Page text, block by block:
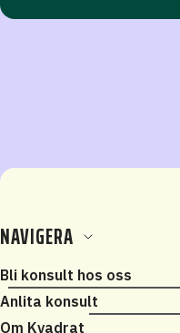
NAVIGERA
Bli konsult hos oss
Anlita konsult
Om Kvadrat